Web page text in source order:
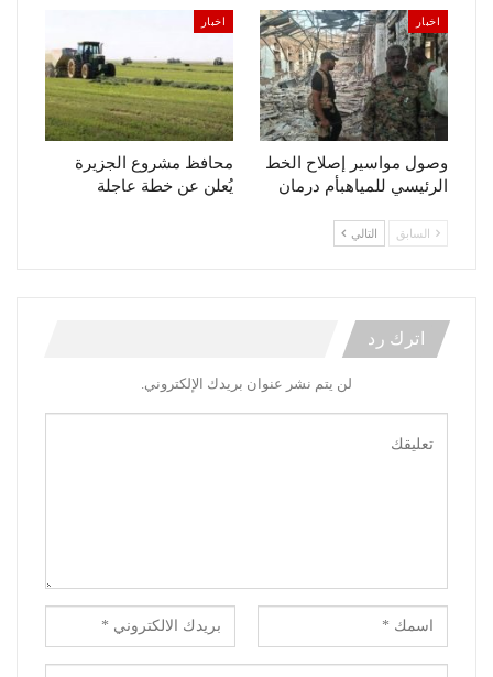
اخبار
وصول مواسير إصلاح الخط
الرئيسي للمياهبأم درمان
اخبار
محافظ مشروع الجزيرة
يُعلن عن خطة عاجلة
السابق التالي
اترك رد
لن يتم نشر عنوان بريدك الإلكتروني.